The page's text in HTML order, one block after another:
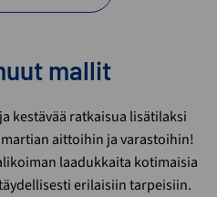
mallit
kestävää ratkaisua lisätilaksi
aittoihin ja varastoihin!
laadukkaita kotimaisia
erilaisiin tarpeisiin.